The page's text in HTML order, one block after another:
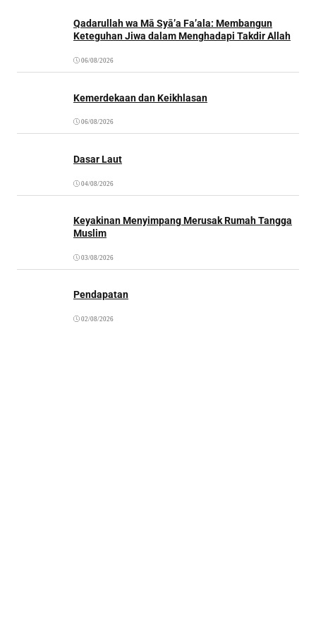
Qadarullah wa Mā Syā’a Fa’ala: Membangun
Keteguhan Jiwa dalam Menghadapi Takdir Allah
06/08/2026
Kemerdekaan dan Keikhlasan
06/08/2026
Dasar Laut
04/08/2026
Keyakinan Menyimpang Merusak Rumah Tangga
Muslim
03/08/2026
Pendapatan
02/08/2026